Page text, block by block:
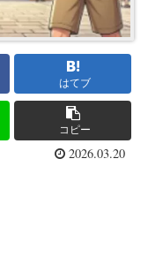
はてブ
コピー
2026.03.20